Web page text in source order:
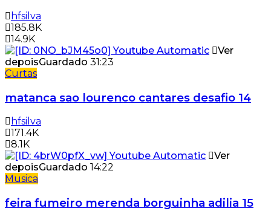
hfsilva
185.8K
14.9K
Ver
depoisGuardado 31:23
Curtas
matanca sao lourenco cantares desafio 14
hfsilva
171.4K
8.1K
Ver
depoisGuardado 14:22
Musica
feira fumeiro merenda borguinha adilia 15